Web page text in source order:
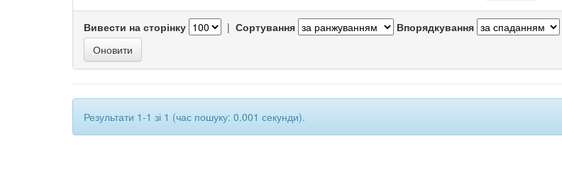
Вивести на сторінку | Сортування Впорядкування
Результати 1-1 зі 1 (час пошуку: 0.001 секунди).